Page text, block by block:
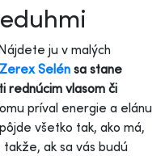
ju v malých
Zerex Selén sa stane
rednúcim vlasom či
príval energie a elánu
všetko tak, ako má,
ak sa vás budú